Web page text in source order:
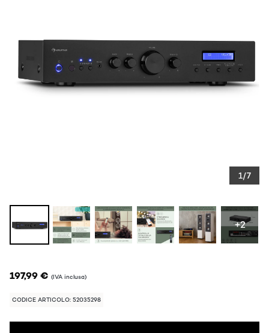
1/7
+2
197,99 € (IVA inclusa)
CODICE ARTICOLO: 52035298